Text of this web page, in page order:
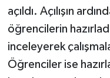
açıldı. Açılışın
öğrencilerin
inceleyerek
Öğrenciler ise